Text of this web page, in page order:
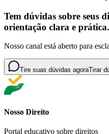
Tem dúvidas sobre seus
orientação clara e prática.
Nosso canal está aberto para
Tire suas dúvidas agoraTirar
Nosso Direito
Portal educativo sobre direitos